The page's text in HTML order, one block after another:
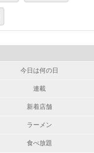
今日は何の日
連載
新着店舗
ラーメン
食べ放題